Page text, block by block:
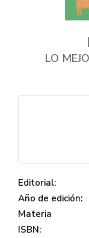
LO
Editorial:
Año de edición:
Materia
ISBN: